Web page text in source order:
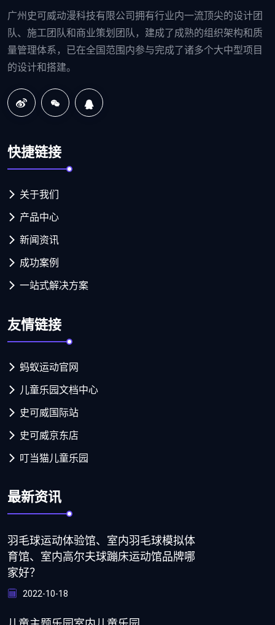
广州史可威动漫科技有限公司拥有行业内一流顶尖的设计团
队、施工团队和商业策划团队，建成了成熟的组织架构和质
量管理体系，已在全国范围内参与完成了诸多个大中型项目
的设计和搭建。
快捷链接
关于我们
产品中心
新闻资讯
成功案例
一站式解决方案
友情链接
蚂蚁运动官网
儿童乐园文档中心
史可威国际站
史可威京东店
叮当猫儿童乐园
最新资讯
羽毛球运动体验馆、室内羽毛球模拟体
育馆、室内高尔夫球蹦床运动馆品牌哪
家好？
2022-10-18